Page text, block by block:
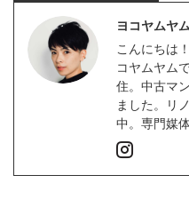
ヨコヤムヤム
こんにちは
コヤムヤム
住。中古マ
ました。リ
中。専門媒